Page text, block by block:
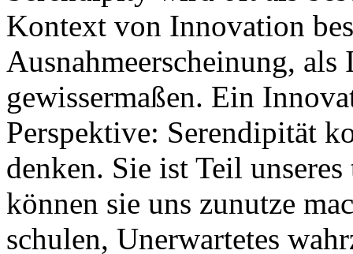
Kontext von Innovation
Ausnahmeerscheinung,
gewissermaßen. Ein
Perspektive: Serendipität
denken. Sie ist Teil
können sie uns zunutze
schulen, Unerwartetes